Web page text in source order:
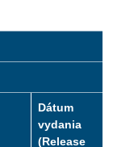
Dátum
vydania
(Release